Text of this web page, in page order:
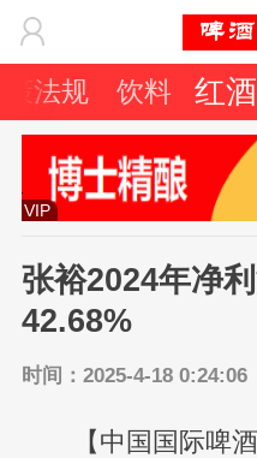
策法规 饮料 红酒
VIP
张裕2024年净
42.68%
时间：2025-4-18 0:24:06
【中国国际啤